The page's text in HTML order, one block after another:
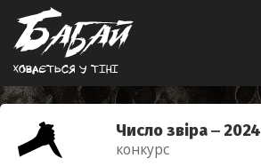
Ховається у тiнi
Число звіра ‒ 2024
конкурс